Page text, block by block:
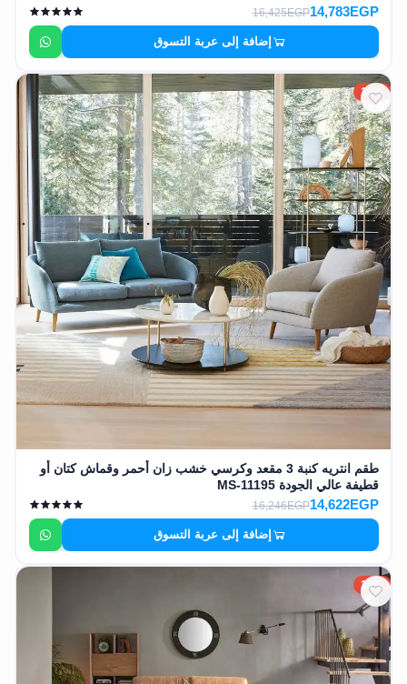
14,783EGP
16,425EGP
إضافة إلى عربة التسوق
10%
طقم انتريه كنبة 3 مقعد وكرسي خشب زان أحمر وقماش كتان أو
قطيفة عالي الجودة MS-11195
14,622EGP
16,246EGP
إضافة إلى عربة التسوق
10%